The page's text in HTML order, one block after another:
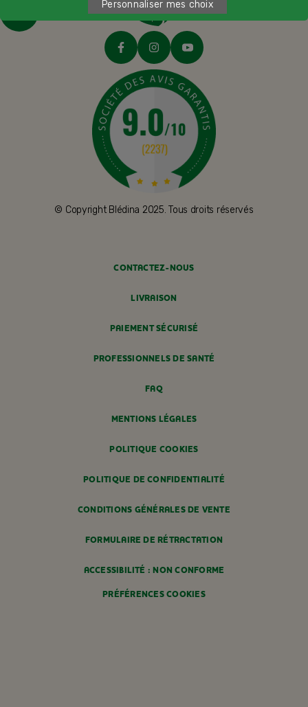
© Copyright Blédina 2025. Tous droits réservés
CONTACTEZ-NOUS
LIVRAISON
PAIEMENT SÉCURISÉ
PROFESSIONNELS DE SANTÉ
FAQ
MENTIONS LÉGALES
POLITIQUE COOKIES
POLITIQUE DE CONFIDENTIALITÉ
CONDITIONS GÉNÉRALES DE VENTE
FORMULAIRE DE RÉTRACTATION
ACCESSIBILITÉ : NON CONFORME
PRÉFÉRENCES COOKIES
Personnaliser mes choix